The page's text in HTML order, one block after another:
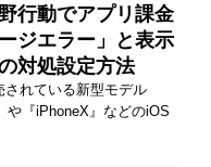
行動でアプリ課金
ジエラー」と表示
対処設定方法
れている新型モデル
や『iPhoneX』などのiOS